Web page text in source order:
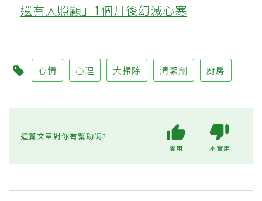
還有人照顧」1個月後幻滅心寒
心情 心理 大掃除 清潔劑 廚房
這篇文章對你有幫助嗎?
實用 不實用